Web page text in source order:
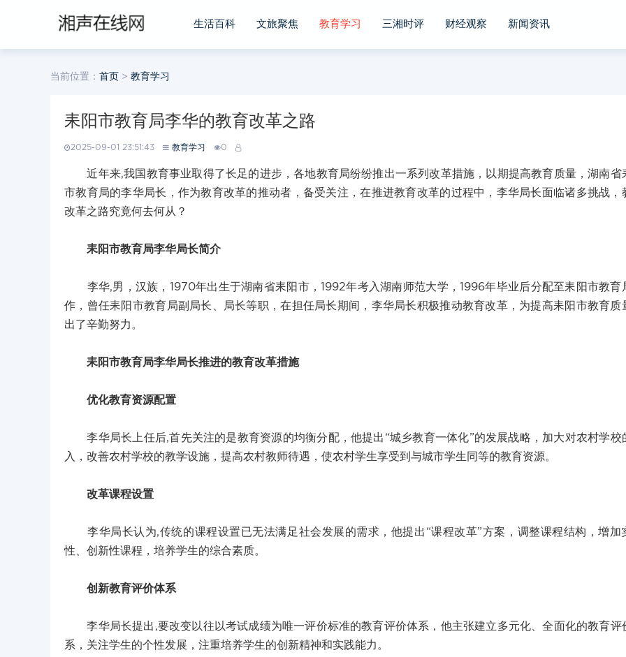
生活百科 文旅聚焦 教育学习 三湘时评 财经观察 新闻资讯
当前位置： 首页 > 教育学习
耒阳市教育局李华的教育改革之路
2025-09-01 23:51:43 教育学习 0
近年来,我国教育事业取得了长足的进步，各地教育局纷纷推出一系列改革措施，以期提高教育质量，湖南省
市教育局的李华局长，作为教育改革的推动者，备受关注，在推进教育改革的过程中，李华局长面临诸多挑战，
改革之路究竟何去何从？
耒阳市教育局李华局长简介
李华,男，汉族，1970年出生于湖南省耒阳市，1992年考入湖南师范大学，1996年毕业后分配至耒阳市教育
作，曾任耒阳市教育局副局长、局长等职，在担任局长期间，李华局长积极推动教育改革，为提高耒阳市教育质
出了辛勤努力。
耒阳市教育局李华局长推进的教育改革措施
优化教育资源配置
李华局长上任后,首先关注的是教育资源的均衡分配，他提出“城乡教育一体化”的发展战略，加大对农村学校
入，改善农村学校的教学设施，提高农村教师待遇，使农村学生享受到与城市学生同等的教育资源。
改革课程设置
李华局长认为,传统的课程设置已无法满足社会发展的需求，他提出“课程改革”方案，调整课程结构，增加
性、创新性课程，培养学生的综合素质。
创新教育评价体系
李华局长提出,要改变以往以考试成绩为唯一评价标准的教育评价体系，他主张建立多元化、全面化的教育评
系，关注学生的个性发展，注重培养学生的创新精神和实践能力。